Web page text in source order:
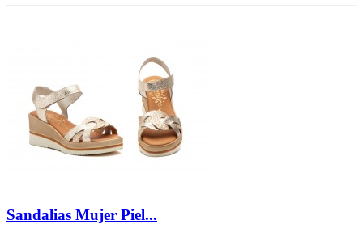
Sandalias Mujer Piel...